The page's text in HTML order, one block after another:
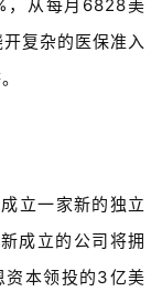
，从每月6828美
复杂的医保准入
立一家新的独立
成立的公司将拥
资本领投的3亿美